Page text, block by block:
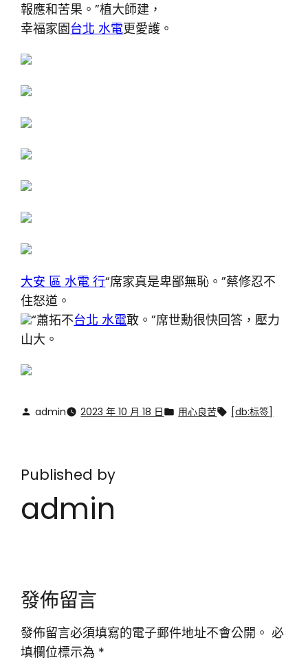
報應和苦果。”植大師建，
幸福家園台北 水電更愛護。
大安 區 水電 行“席家真是卑鄙無恥。”蔡修忍不
住怒道。
“蕭拓不台北 水電敢。”席世勳很快回答，壓力
山大。
admin 2023 年 10 月 18 日 用心良苦 [db:标签]
Published by
admin
發佈留言
發佈留言必須填寫的電子郵件地址不會公開。 必
填欄位標示為 *